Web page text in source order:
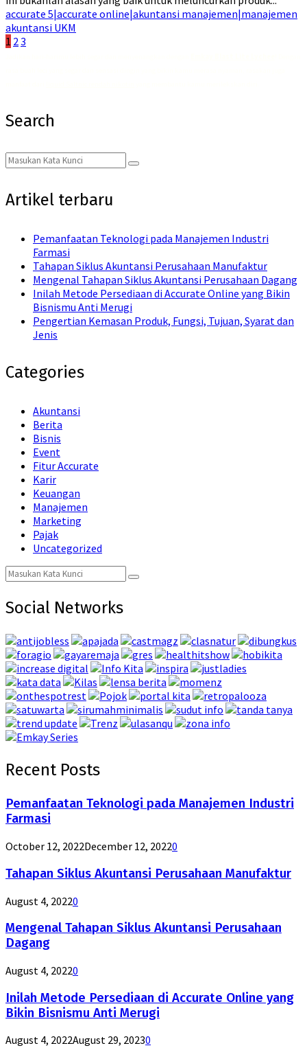
accurate 5|accurate online|akuntansi manajemen|manajemen
akuntansi UKM
Posts
1 23
Search
Search
for:
Search
Artikel terbaru
Pemanfaatan Teknologi pada Manajemen Industri
Farmasi
Tahapan Siklus Akuntansi Perusahaan Manufaktur
Mengenal Tahapan Siklus Akuntansi Perusahaan Dagang
Inilah Metode Persediaan di Accurate Online yang Bikin
Bisnismu Anti Merugi
Pengertian Kemasan Produk, Fungsi, Tujuan, Syarat dan
Jenis
Categories
Akuntansi
Berita
Bisnis
Event
Fitur Accurate
Karir
Keuangan
Manajemen
Marketing
Pajak
Uncategorized
Search
for:
Search
Social Networks
Recent Posts
Pemanfaatan Teknologi pada Manajemen Industri
Farmasi
October 12, 2022December 12, 20220
Tahapan Siklus Akuntansi Perusahaan Manufaktur
August 4, 20220
Mengenal Tahapan Siklus Akuntansi Perusahaan
Dagang
August 4, 20220
Inilah Metode Persediaan di Accurate Online yang
Bikin Bisnismu Anti Merugi
August 4, 2022August 29, 20230